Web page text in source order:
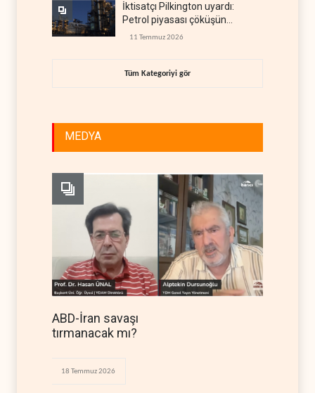
İktisatçı Pilkington uyardı:
Petrol piyasası çöküşün
eşiğinde
11 Temmuz 2026
Tüm Kategoriyi gör
MEDYA
ABD-İran savaşı
tırmanacak mı?
18 Temmuz 2026